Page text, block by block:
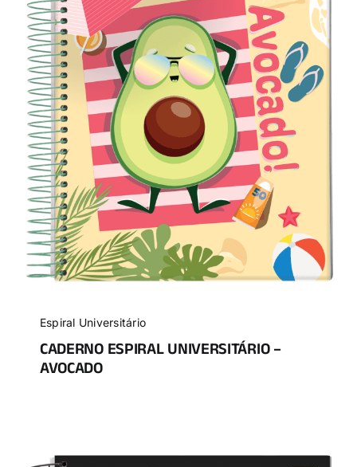
Espiral Universitário
CADERNO ESPIRAL UNIVERSITÁRIO –
AVOCADO